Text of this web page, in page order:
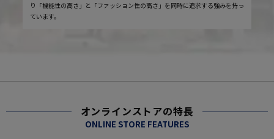
り「機能性の高さ」と「ファッション性の高さ」を同時に追求する強みを持っ
ています。
オンラインストアの特長
ONLINE STORE FEATURES